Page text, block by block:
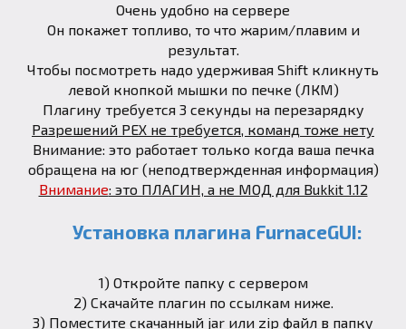
Очень удобно на сервере
Он покажет топливо, то что жарим/плавим и
результат.
Чтобы посмотреть надо удерживая Shift кликнуть
левой кнопкой мышки по печке (ЛКМ)
Плагину требуется 3 секунды на перезарядку
Разрешений PEX не требуется, команд тоже нету
Внимание: это работает только когда ваша печка
обращена на юг (неподтвержденная информация)
Внимание: это ПЛАГИН, а не МОД для Bukkit 1.12
Установка плагина FurnaceGUI:
1) Откройте папку с сервером
2) Скачайте плагин по ссылкам ниже.
3) Поместите скачанный jar или zip файл в папку